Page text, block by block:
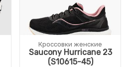
Кроссовки женские
Saucony Hurricane 23
(S10615-45)